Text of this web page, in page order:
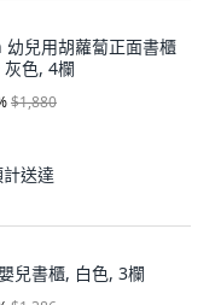
兒用胡蘿蔔正面書櫃
色, 4欄
$1,880
送達
兒書櫃, 白色, 3欄